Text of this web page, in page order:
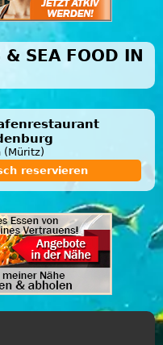
& SEA FOOD IN
(Müritz)
reservieren